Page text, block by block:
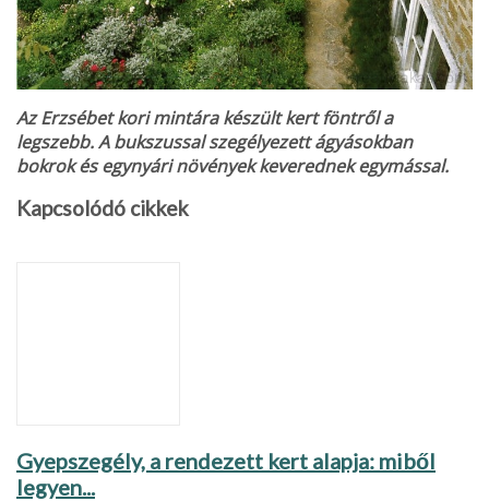
Az Erzsébet kori mintára készült kert föntről a
legszebb. A bukszussal szegélyezett ágyásokban
bokrok és egynyári növények keverednek egymással.
Kapcsolódó cikkek
Gyepszegély, a rendezett kert alapja: miből
legyen...